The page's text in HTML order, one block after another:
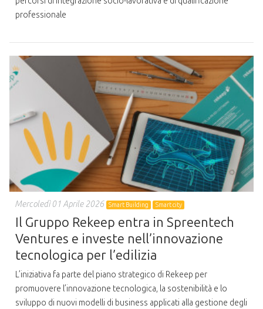
professionale
Mercoledì 01 Aprile 2026 Smart Building Smart city
Il Gruppo Rekeep entra in Spreentech
Ventures e investe nell’innovazione
tecnologica per l’edilizia
L’iniziativa fa parte del piano strategico di Rekeep per
promuovere l’innovazione tecnologica, la sostenibilità e lo
sviluppo di nuovi modelli di business applicati alla gestione degli